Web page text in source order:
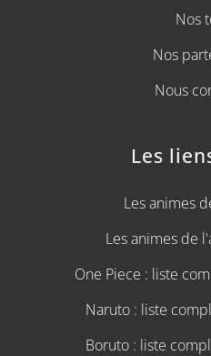
Nos
Nos
Nous
Les
Les animes
Les animes de
One Piece : liste
Naruto : liste
Boruto : liste